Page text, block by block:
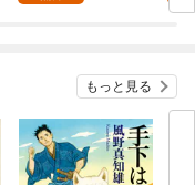
もっと見る